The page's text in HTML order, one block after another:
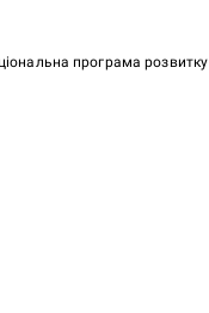
програма розвитку